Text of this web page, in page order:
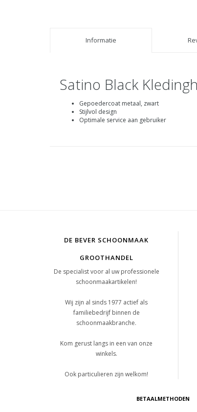
Informatie
Satino Black
Gepoedercoat metaal, zwart
Stijlvol design
Optimale service aan gebruiker
DE BEVER SCHOONMAAK
GROOTHANDEL
De specialist voor al uw professionele
schoonmaakartikelen!
Wij zijn al sinds 1977 actief als
familiebedrijf binnen de
schoonmaakbranche.
Kom gerust langs in een van onze
winkels.
Ook particulieren zijn welkom!
BETAALMETHODEN